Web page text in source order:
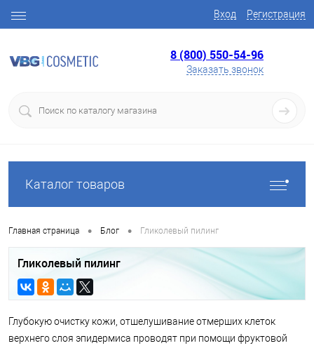
Вход Регистрация
8 (800) 550-54-96
Заказать звонок
Каталог товаров
Главная страница • Блог • Гликолевый пилинг
Гликолевый пилинг
Глубокую очистку кожи, отшелушивание отмерших клеток
верхнего слоя эпидермиса проводят при помощи фруктовой